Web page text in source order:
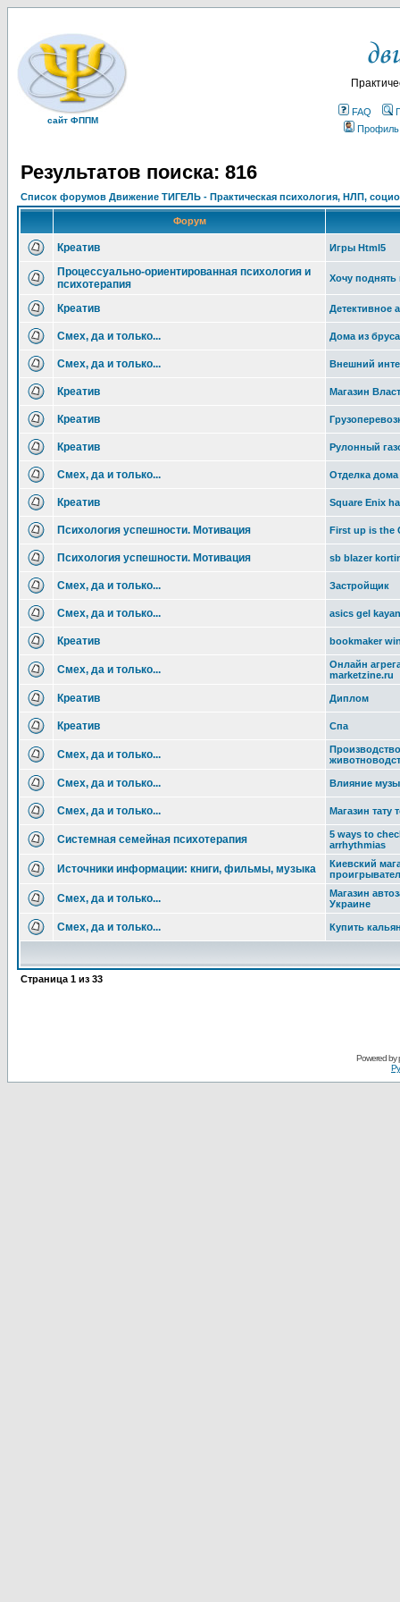
сайт ФППМ
FAQ
Профиль
Результатов поиска: 816
Список форумов Движение ТИГЕЛЬ - Практическая психология, НЛП,
Форум
Креатив Игры Html5
Процессуально-ориентированная психология и
психотерапия
Хочу поднять
Креатив Детективное
Смех, да и только... Дома из бруса
Смех, да и только... Внешний
Креатив Магазин
Креатив
Креатив Рулонный
Смех, да и только... Отделка
Креатив Square Enix
Психология успешности. Мотивация First up is the
Психология успешности. Мотивация sb blazer
Смех, да и только... Застройщик
Смех, да и только... asics gel
Креатив bookmaker
Смех, да и только...
Онлайн
marketzine.ru
Креатив Диплом
Креатив Спа
Смех, да и только...
Смех, да и только... Влияние
Смех, да и только... Магазин тату
Системная семейная психотерапия
5 ways to
arrhythmias
Источники информации: книги, фильмы, музыка
Киевский
Смех, да и только...
Магазин
Украине
Смех, да и только... Купить
Страница 1 из 33
Powered by